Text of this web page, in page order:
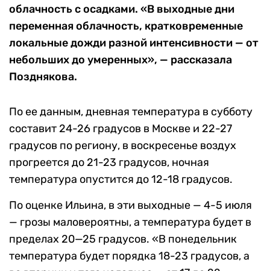
облачность с осадками. «В выходные дни
переменная облачность, кратковременные
локальные дожди разной интенсивности — от
небольших до умеренных», — рассказала
Позднякова.
По ее данным, дневная температура в субботу
составит 24-26 градусов в Москве и 22-27
градусов по региону, в воскресенье воздух
прогреется до 21-23 градусов, ночная
температура опустится до 12-18 градусов.
По оценке Ильина, в эти выходные — 4-5 июля
— грозы маловероятны, а температура будет в
пределах 20—25 градусов. «В понедельник
температура будет порядка 18-23 градусов, а